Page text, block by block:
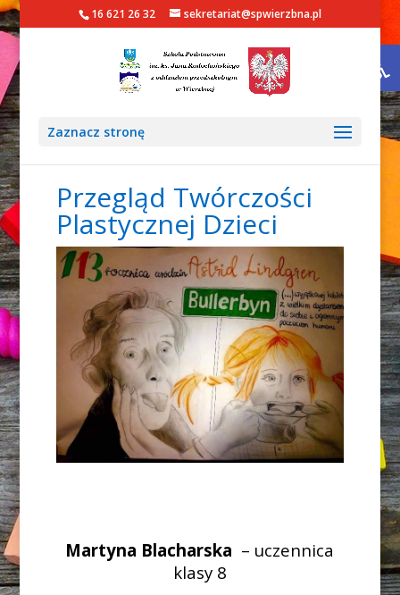
16 621 26 32 sekretariat@spwierzbna.pl
Zaznacz stronę
Przegląd Twórczości
Plastycznej Dzieci
Martyna Blacharska – uczennica
klasy 8